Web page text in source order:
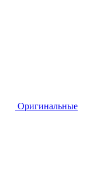
Оригинальные